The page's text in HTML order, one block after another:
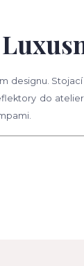
designu.
do